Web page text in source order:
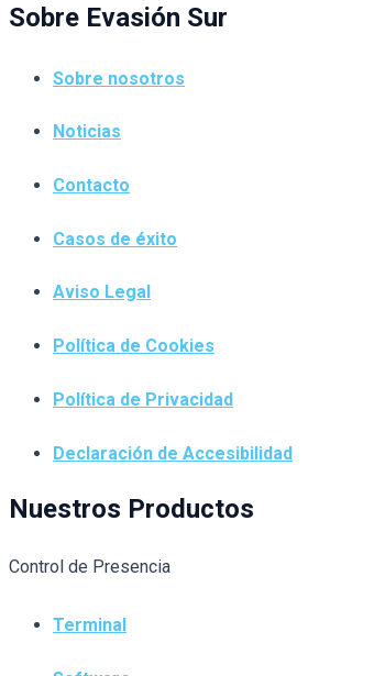
Sobre Evasión Sur
Sobre nosotros
Noticias
Contacto
Casos de éxito
Aviso Legal
Política de Cookies
Política de Privacidad
Declaración de Accesibilidad
Nuestros Productos
Control de Presencia
Terminal